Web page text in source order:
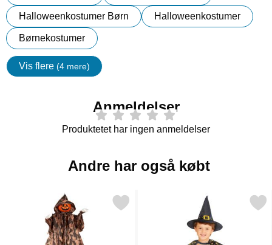
Halloweenkostumer Børn Halloweenkostumer
Børnekostumer
Vis flere (4 mere)
Egenskaper
Anmeldelser
Produktetet har ingen anmeldelser
Andre har også købt
Markér hængende Græskar Skelet som favorit
Markér hekse